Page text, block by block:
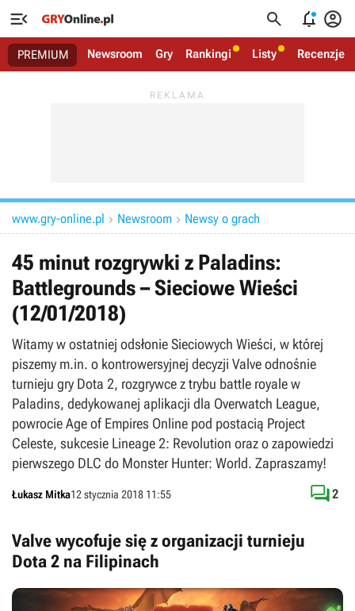
   
PREMIUM Newsroom Gry Rankingi Listy Recenzje
www.gry-online.pl  Newsroom  Newsy o grach
45 minut rozgrywki z Paladins:
Battlegrounds – Sieciowe Wieści
(12/01/2018)
Witamy w ostatniej odsłonie Sieciowych Wieści, w której
piszemy m.in. o kontrowersyjnej decyzji Valve odnośnie
turnieju gry Dota 2, rozgrywce z trybu battle royale w
Paladins, dedykowanej aplikacji dla Overwatch League,
powrocie Age of Empires Online pod postacią Project
Celeste, sukcesie Lineage 2: Revolution oraz o zapowiedzi
pierwszego DLC do Monster Hunter: World. Zapraszamy!
Łukasz Mitka12 stycznia 2018 11:55 2
Valve wycofuje się z organizacji turnieju
Dota 2 na Filipinach